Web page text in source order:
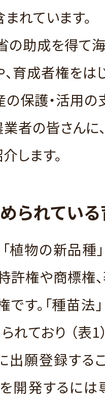
れています。
の助成を得て
育成者権をは
保護・活用の
業者の皆さんに
します。
められてい
「植物の新品種
許権や商標権
す。「種苗法
れており （表1
願登録する
開発するに